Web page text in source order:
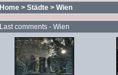
Home > Städte > Wien
Last comments - Wien